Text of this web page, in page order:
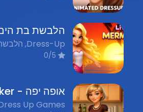
אופה יפה - Pretty Baker